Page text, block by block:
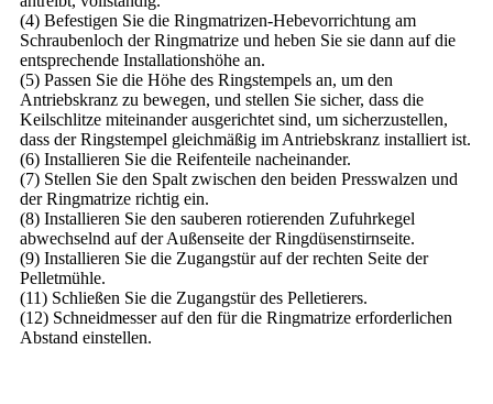
(4) Befestigen Sie die Ringmatrizen-Hebevorrichtung am
Schraubenloch der Ringmatrize und heben Sie sie dann auf die
entsprechende Installationshöhe an.
(5) Passen Sie die Höhe des Ringstempels an, um den
Antriebskranz zu bewegen, und stellen Sie sicher, dass die
Keilschlitze miteinander ausgerichtet sind, um sicherzustellen,
dass der Ringstempel gleichmäßig im Antriebskranz installiert ist.
(6) Installieren Sie die Reifenteile nacheinander.
(7) Stellen Sie den Spalt zwischen den beiden Presswalzen und
der Ringmatrize richtig ein.
(8) Installieren Sie den sauberen rotierenden Zufuhrkegel
abwechselnd auf der Außenseite der Ringdüsenstirnseite.
(9) Installieren Sie die Zugangstür auf der rechten Seite der
Pelletmühle.
(11) Schließen Sie die Zugangstür des Pelletierers.
(12) Schneidmesser auf den für die Ringmatrize erforderlichen
Abstand einstellen.